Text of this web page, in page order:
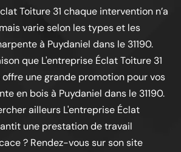
Toiture 31 chaque intervention n’a
varie selon les types et les
à Puydaniel dans le 31190.
que L'entreprise Éclat Toiture 31
une grande promotion pour vos
en bois à Puydaniel dans le 31190.
ailleurs L'entreprise Éclat
une prestation de travail
? Rendez-vous sur son site